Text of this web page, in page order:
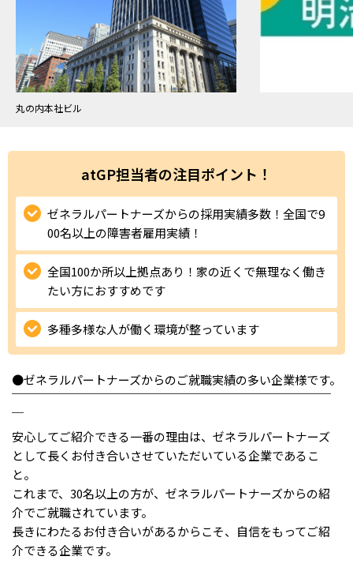
丸の内本社ビル
atGP担当者の注目ポイント！
ゼネラルパートナーズからの採用実績多数！全国で9
00名以上の障害者雇用実績！
全国100か所以上拠点あり！家の近くで無理なく働き
たい方におすすめです
多種多様な人が働く環境が整っています
●ゼネラルパートナーズからのご就職実績の多い企業様です。
￣￣￣￣￣￣￣￣￣￣￣￣￣￣￣￣￣￣￣￣￣￣￣￣￣￣￣
￣
安心してご紹介できる一番の理由は、ゼネラルパートナーズ
として長くお付き合いさせていただいている企業であるこ
と。
これまで、30名以上の方が、ゼネラルパートナーズからの紹
介でご就職されています。
長きにわたるお付き合いがあるからこそ、自信をもってご紹
介できる企業です。
求人検索・スカウトサービス
障害者専門の求人検索・スカウトサービス
就労移行支援サービス
障害別専門支援の就労移行支援サービス
IT・Web制作スキルを身につける就労移行支援サービス
ソーシャルファームサービス
しいたけ生産で実現する
ご利用ガイド
お問い合わせ・よくある質問
お問い合わせ
よくある質問